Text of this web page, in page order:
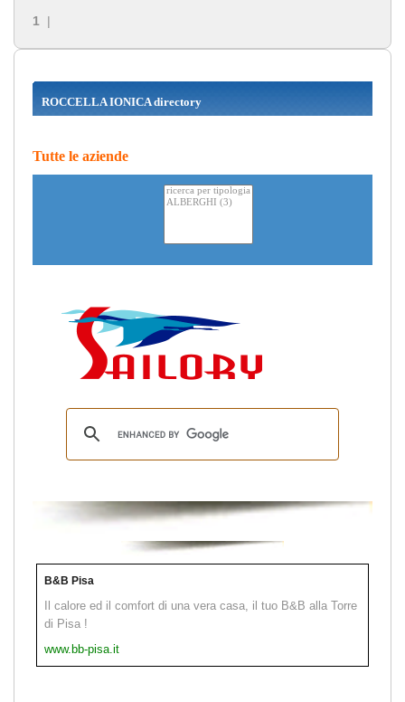
1 |
ROCCELLA IONICA directory
Tutte le aziende
B&B Pisa
Il calore ed il comfort di una vera casa, il tuo B&B alla Torre
di Pisa !
www.bb-pisa.it